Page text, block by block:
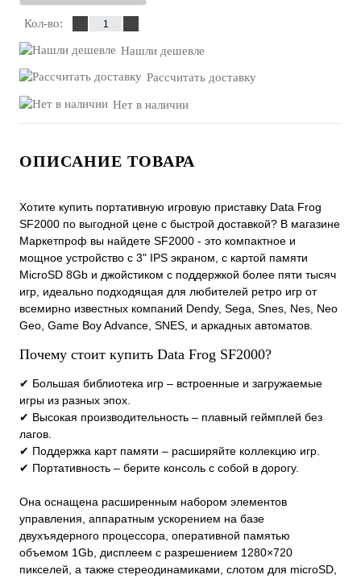
Кол-во:
Нашли дешевле
Рассчитать доставку
Нет в наличии
ОПИСАНИЕ ТОВАРА
Хотите купить портативную игровую приставку Data Frog
SF2000 по выгодной цене с быстрой доставкой? В магазине
Маркетпроф вы найдете SF2000 - это компактное и
мощное устройство с 3" IPS экраном, c картой памяти
MicroSD 8Gb и джойстиком с поддержкой более пяти тысяч
игр, идеально подходящая для любителей ретро игр от
всемирно известных компаний Dendy, Sega, Snes, Nes, Neo
Geo, Game Boy Advance, SNES, и аркадных автоматов.
Почему стоит купить Data Frog SF2000?
✔ Большая библиотека игр – встроенные и загружаемые
игры из разных эпох.
✔ Высокая производительность – плавный геймплей без
лагов.
✔ Поддержка карт памяти – расширяйте коллекцию игр.
✔ Портативность – берите консоль с собой в дорогу.
Она оснащена расширенным набором элементов
управления, аппаратным ускорением на базе
двухъядерного процессора, оперативной памятью
объемом 1Gb, дисплеем с разрешением 1280×720
пикселей, а также стереодинамиками, слотом для microSD,